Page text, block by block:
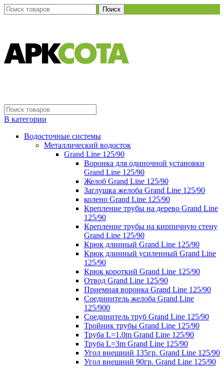
Поиск
В категории
Водосточные системы
Металлический водосток
Grand Line 125/90
Воронка для одиночной установки
Grand Line 125/90
Желоб Grand Line 125/90
Заглушка желоба Grand Line 125/90
колено Grand Line 125/90
Крепление трубы на дерево Grand Line
125/90
Крепление трубы на кирпичную стену
Grand Line 125/90
Крюк длинный Grand Line 125/90
Крюк длинный усиленный Grand Line
125/90
Крюк короткий Grand Line 125/90
Отвод Grand Line 125/90
Приемная воронка Grand Line 125/90
Соединитель желоба Grand Line
125/900
Соединитель труб Grand Line 125/90
Тройник трубы Grand Line 125/90
Труба L=1.0m Grand Line 125/90
Труба L=3m Grand Line 125/90
Угол внешний 135гр. Grand Line 125/90
Угол внешний 90гр. Grand Line 125/90